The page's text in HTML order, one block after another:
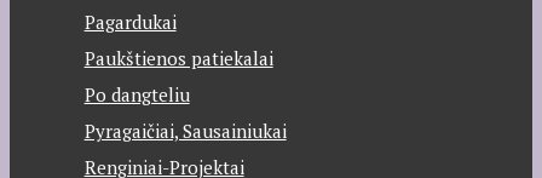
Pagardukai
Paukštienos patiekalai
Po dangteliu
Pyragaičiai, Sausainiukai
Renginiai-Projektai